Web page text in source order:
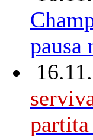
pausa